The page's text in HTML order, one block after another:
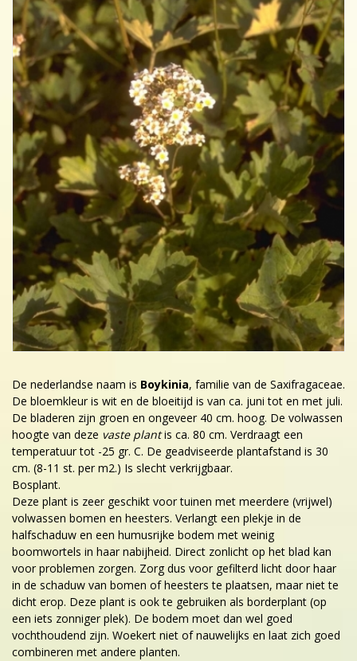
De nederlandse naam is Boykinia, familie van de Saxifragaceae.
De bloemkleur is wit en de bloeitijd is van ca. juni tot en met juli.
De bladeren zijn groen en ongeveer 40 cm. hoog. De volwassen
hoogte van deze vaste plantis ca. 80 cm. Verdraagt een
temperatuur tot -25 gr. C. De geadviseerde plantafstand is 30
cm. (8-11 st. per m2.) Is slecht verkrijgbaar.
Bosplant.
Deze plant is zeer geschikt voor tuinen met meerdere (vrijwel)
volwassen bomen en heesters. Verlangt een plekje in de
halfschaduw en een humusrijke bodem met weinig
boomwortels in haar nabijheid. Direct zonlicht op het blad kan
voor problemen zorgen. Zorg dus voor gefilterd licht door haar
in de schaduw van bomen of heesters te plaatsen, maar niet te
dicht erop. Deze plant is ook te gebruiken als borderplant (op
een iets zonniger plek). De bodem moet dan wel goed
vochthoudend zijn. Woekert niet of nauwelijks en laat zich goed
combineren met andere planten.